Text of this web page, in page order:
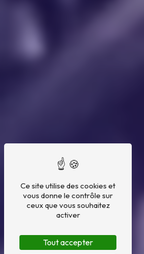
Ce site utilise des cookies et
vous donne le contrôle sur
ceux que vous souhaitez
activer
Tout accepter